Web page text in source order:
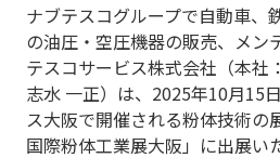
ナブテスコグループで自動車、
の油圧・空圧機器の販売、メン
テスコサービス株式会社（本社
志水 一正）は、2025年10月15
ス大阪で開催される粉体技術の
国際粉体工業展大阪」に出展い